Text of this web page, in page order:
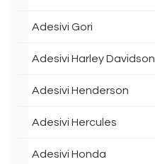
Adesivi Gori
Adesivi Harley Davidson
Adesivi Henderson
Adesivi Hercules
Adesivi Honda